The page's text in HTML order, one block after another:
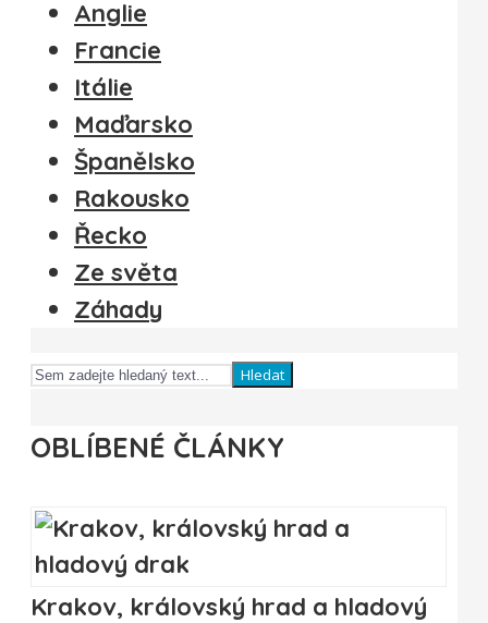
Anglie
Francie
Itálie
Maďarsko
Španělsko
Rakousko
Řecko
Ze světa
Záhady
Hledat
OBLÍBENÉ ČLÁNKY
Krakov, královský hrad a hladový